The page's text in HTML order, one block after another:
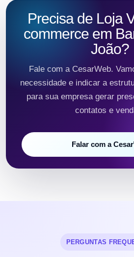
Precisa de Loja
commerce em
João?
Fale com a CesarWeb.
necessidade e indicar a
para sua empresa gerar
contatos e
Falar com a
PERGUNTAS